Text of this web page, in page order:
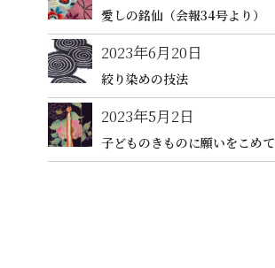
愛しの銘仙（会報34号より）
2023年6月20日
絞り染めの技法
2023年5月2日
子どものきものに願いをこめて